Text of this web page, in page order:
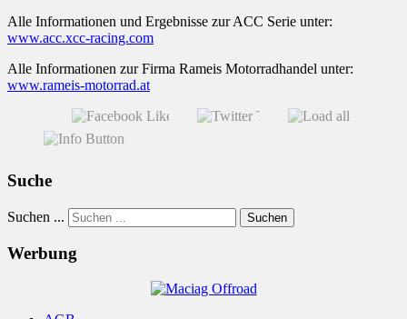
Alle Informationen und Ergebnisse zur ACC Serie unter:
www.acc.xcc-racing.com
Alle Informationen zur Firma Rameis Motorradhandel unter:
www.rameis-motorrad.at
Suche
Suchen ... Suchen
Werbung